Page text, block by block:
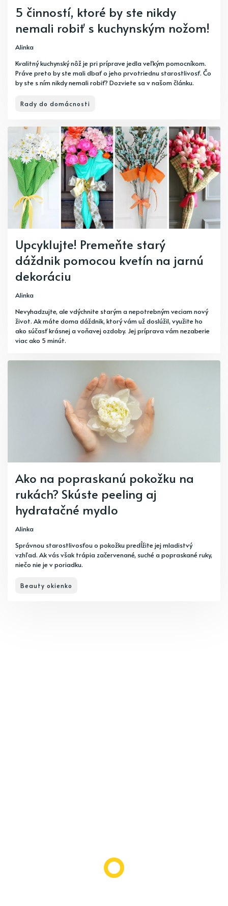
5 činností, ktoré by ste nikdy
nemali robiť s kuchynským nožom!
Alinka
Kvalitný kuchynský nôž je pri príprave jedla veľkým pomocníkom.
Práve preto by ste mali dbať o jeho prvotriednu starostlivosť. Čo
by ste s ním nikdy nemali robiť? Dozviete sa v našom článku.
Rady do domácnosti
Upcyklujte! Premeňte starý
dáždnik pomocou kvetín na jarnú
dekoráciu
Alinka
Nevyhadzujte, ale vdýchnite starým a nepotrebným veciam nový
život. Ak máte doma dáždnik, ktorý vám už doslúžil, využite ho
ako súčasť krásnej a voňavej ozdoby. Jej príprava vám nezaberie
viac ako 5 minút.
Ako na popraskanú pokožku na
rukách? Skúste peeling aj
hydratačné mydlo
Alinka
Správnou starostlivosťou o pokožku predĺžite jej mladistvý
vzhľad. Ak vás však trápia začervenané, suché a popraskané ruky,
niečo nie je v poriadku.
Beauty okienko